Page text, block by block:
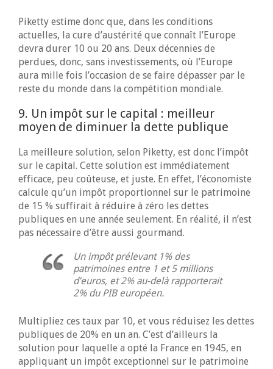
Piketty estime donc que, dans les conditions
actuelles, la cure d’austérité que connaît l’Europe
devra durer 10 ou 20 ans. Deux décennies de
perdues, donc, sans investissements, où l’Europe
aura mille fois l’occasion de se faire dépasser par le
reste du monde dans la compétition mondiale.
9. Un impôt sur le capital : meilleur
moyen de diminuer la dette publique
La meilleure solution, selon Piketty, est donc l’impôt
sur le capital. Cette solution est immédiatement
efficace, peu coûteuse, et juste. En effet, l’économiste
calcule qu’un impôt proportionnel sur le patrimoine
de 15 % suffirait à réduire à zéro les dettes
publiques en une année seulement. En réalité, il n’est
pas nécessaire d’être aussi gourmand.
Un impôt prélevant 1% des
patrimoines entre 1 et 5 millions
d’euros, et 2% au-delà rapporterait
2% du PIB européen.
Multipliez ces taux par 10, et vous réduisez les dettes
publiques de 20% en un an. C’est d’ailleurs la
solution pour laquelle a opté la France en 1945, en
appliquant un impôt exceptionnel sur le patrimoine